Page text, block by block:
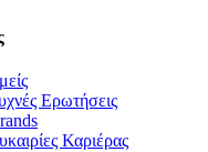
Ερωτήσεις
Καριέρας